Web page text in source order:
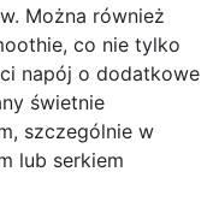
Można również
co nie tylko
napój o dodatkowe
świetnie
szczególnie w
lub serkiem